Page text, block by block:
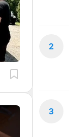
2
3